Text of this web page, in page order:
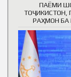
ПАЁМИ
РАҲМОН БА